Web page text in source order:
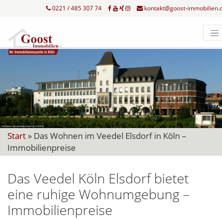
0221 / 485 307 74 kontakt@goost-
Start » Das Wohnen im Veedel Elsdorf in Köln –
Immobilienpreise
Das Veedel Köln Elsdorf bietet
eine ruhige Wohnumgebung –
Immobilienpreise